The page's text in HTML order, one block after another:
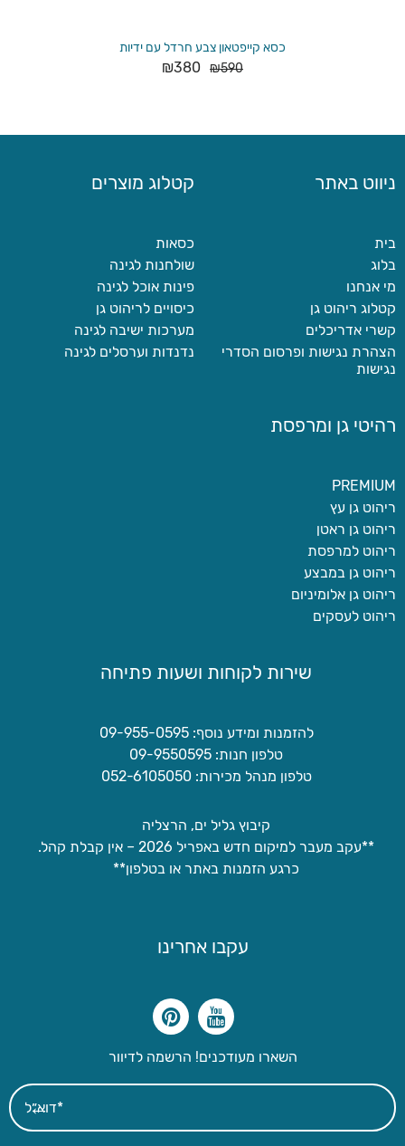
כסא קייפטאון צבע חרדל עם ידיות
₪590
₪380
ניווט באתר
בית
בלוג
מי אנחנו
קטלוג ריהוט גן
קשרי אדריכלים
הצהרת נגישות ופרסום הסדרי
נגישות
קטלוג מוצרים
כסאות
שולחנות לגינה
פינות אוכל לגינה
כיסויים לריהוט גן
מערכות ישיבה לגינה
נדנדות וערסלים לגינה
רהיטי גן ומרפסת
PREMIUM
ריהוט גן עץ
ריהוט גן ראטן
ריהוט למרפסת
ריהוט גן במבצע
ריהוט גן אלומיניום
ריהוט לעסקים
שירות לקוחות ושעות פתיחה
להזמנות ומידע נוסף: 09-955-0595
טלפון חנות: 09-9550595
טלפון מנהל מכירות: 052-6105050
קיבוץ גליל ים, הרצליה
**עקב מעבר למיקום חדש באפריל 2026 – אין קבלת קהל.
כרגע הזמנות באתר או בטלפון**
עקבו אחרינו
השארו מעודכנים! הרשמה לדיוור